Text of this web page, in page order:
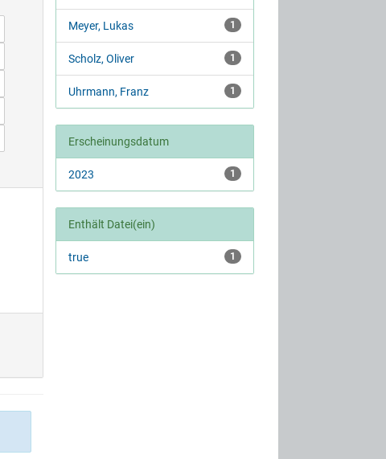
1
Meyer, Lukas
1
Scholz, Oliver
1
Uhrmann, Franz
Erscheinungsdatum
1
2023
Enthält Datei(ein)
1
true